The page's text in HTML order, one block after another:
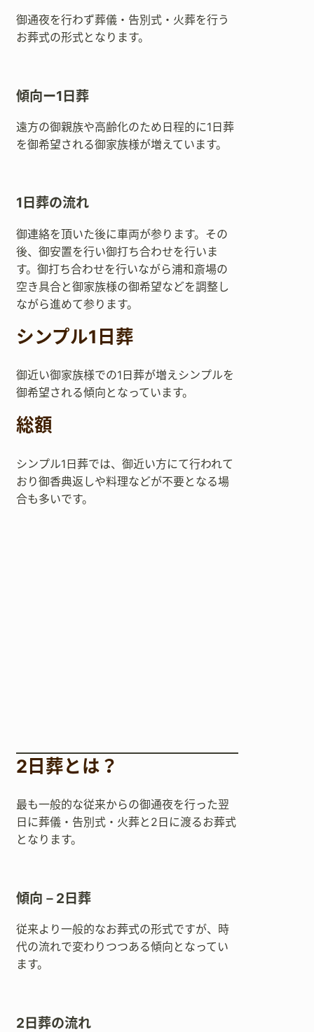
御通夜を行わず葬儀・告別式・火葬を行う
お葬式の形式となります。
傾向ー1日葬
遠方の御親族や高齢化のため日程的に1日葬
を御希望される御家族様が増えています。
1日葬の流れ
御連絡を頂いた後に車両が参ります。その
後、御安置を行い御打ち合わせを行いま
す。御打ち合わせを行いながら浦和斎場の
空き具合と御家族様の御希望などを調整し
ながら進めて参ります。
シンプル1日葬
御近い御家族様での1日葬が増えシンプルを
御希望される傾向となっています。
総額
シンプル1日葬では、御近い方にて行われて
おり御香典返しや料理などが不要となる場
合も多いです。
2日葬とは？
最も一般的な従来からの御通夜を行った翌
日に葬儀・告別式・火葬と2日に渡るお葬式
となります。
傾向－2日葬
従来より一般的なお葬式の形式ですが、時
代の流れで変わりつつある傾向となってい
ます。
2日葬の流れ